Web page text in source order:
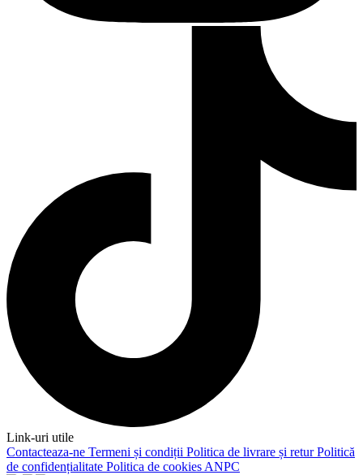
Link-uri utile
Contacteaza-ne Termeni și condiții Politica de livrare și returPolitică
de confidențialitate Politica de cookies ANPC